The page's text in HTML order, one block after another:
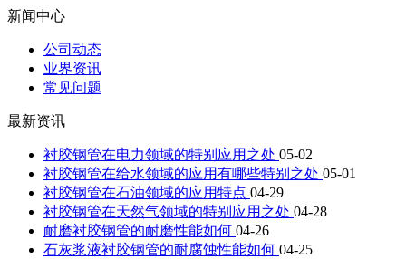
新闻中心
公司动态
业界资讯
常见问题
最新资讯
衬胶钢管在电力领域的特别应用之处 05-02
衬胶钢管在给水领域的应用有哪些特别之处 05-01
衬胶钢管在石油领域的应用特点 04-29
衬胶钢管在天然气领域的特别应用之处 04-28
耐磨衬胶钢管的耐磨性能如何 04-26
石灰浆液衬胶钢管的耐腐蚀性能如何 04-25